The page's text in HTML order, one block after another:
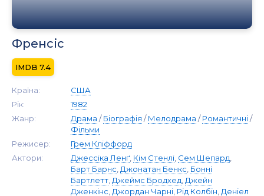
Френсіс
7.4
Країна:
США
Рік:
1982
Жанр:
Драма /Біографія /Мелодрама /Романтичні/
Фільми
Режисер:
Грем Кліффорд
Актори:
Джессіка Ленґ Кім Стенлі Сем Шепард
Барт Барнс Джонатан Бенкс Бонні
Бартлетт Джеймс Бродхед Джейн
Дженкінс Джордан Чарні Рід Колбін Деніел